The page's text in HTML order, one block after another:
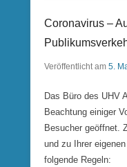
Coronavirus –
Veröffentlicht am 5.
Das Büro des UHV
Beachtung einiger
Besucher geöffnet.
und zu Ihrer
folgende Regeln: